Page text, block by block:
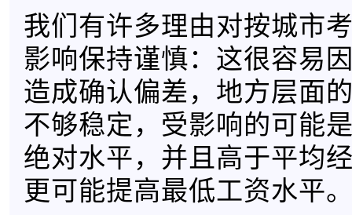
我们有许多理由对按城市
影响保持谨慎：这很容易
造成确认偏差，地方层面
不够稳定，受影响的可能
绝对水平，并且高于平均
更可能提高最低工资水平